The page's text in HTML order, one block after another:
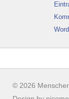
© 2026